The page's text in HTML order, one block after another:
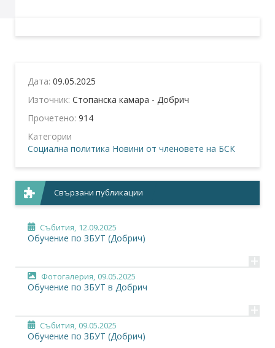
Дата: 09.05.2025
Източник: Стопанска камара - Добрич
Прочетено: 914
Категории
Социална политика Новини от членовете на БСК
Свързани публикации
Събития, 12.09.2025
Обучение по ЗБУТ (Добрич)
+
Фотогалерия, 09.05.2025
Обучение по ЗБУТ в Добрич
+
Събития, 09.05.2025
Обучение по ЗБУТ (Добрич)